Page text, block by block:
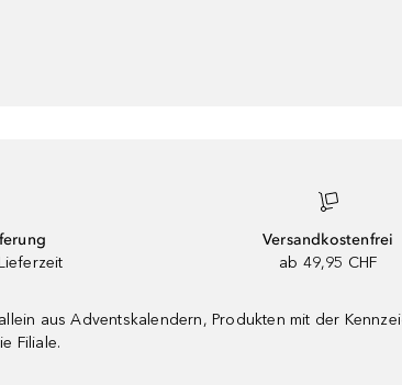
Versandkostenfrei
ab 49,95 CHF
aus Adventskalendern, Produkten mit der
Filiale.